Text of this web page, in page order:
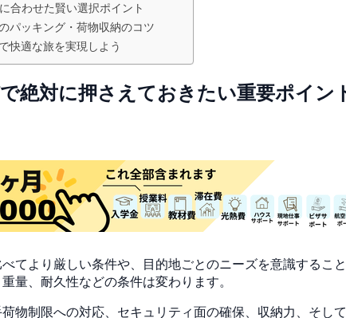
合わせた賢い選択ポイント
パッキング・荷物収納のコツ
快適な旅を実現しよう
絶対に押さえておきたい重要ポイン
てより厳しい条件や、目的地ごとのニーズを意識するこ
量、耐久性などの条件は変わります。
物制限への対応、セキュリティ面の確保、収納力、そし